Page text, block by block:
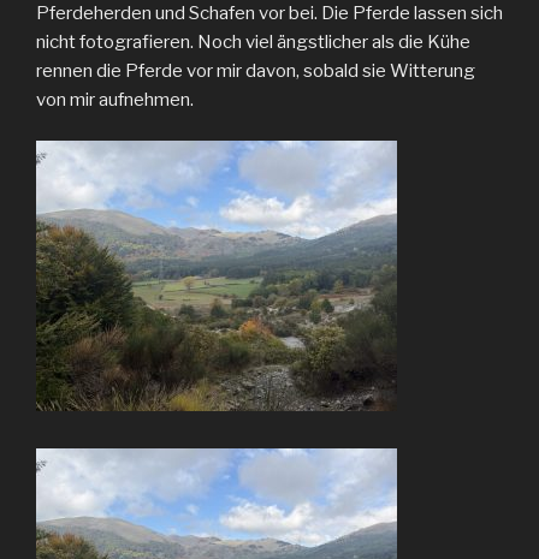
Pferdeherden und Schafen vor bei. Die Pferde lassen sich
nicht fotografieren. Noch viel ängstlicher als die Kühe
rennen die Pferde vor mir davon, sobald sie Witterung
von mir aufnehmen.